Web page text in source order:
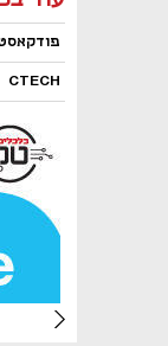
CTECH